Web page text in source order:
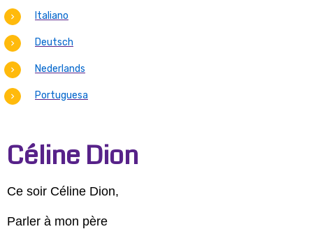
Italiano
Deutsch
Nederlands
Portuguesa
Céline Dion
Ce soir Céline Dion,
Parler à mon père